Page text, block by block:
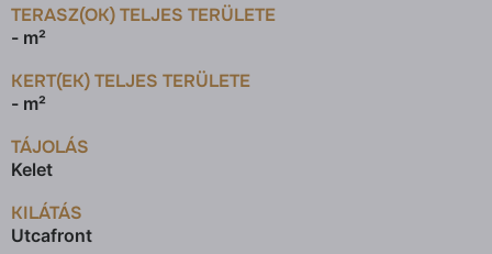
TERASZ(OK) TELJES TERÜLETE
- m²
KERT(EK) TELJES TERÜLETE
- m²
TÁJOLÁS
Kelet
KILÁTÁS
Utcafront